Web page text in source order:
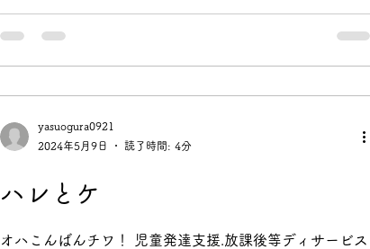
ハレとケ
オハこんばんチワ！ 児童発達支援.放課後等ディサービス
yasuogura0921
2024年5月9日
読了時間: 4分